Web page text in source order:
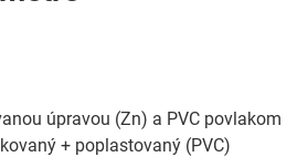
úpravou (Zn) a PVC povlakom
+ poplastovaný (PVC)